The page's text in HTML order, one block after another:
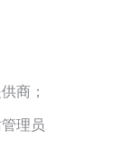
商；
理员